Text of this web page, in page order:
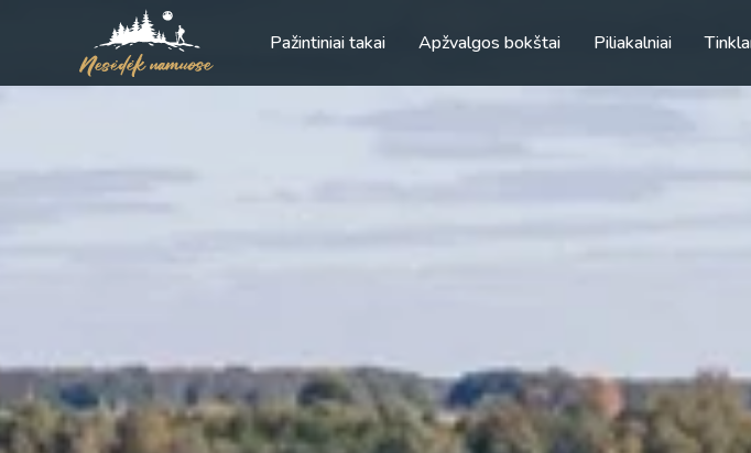
Pažintiniai takai Apžvalgos bokštai Piliakalniai